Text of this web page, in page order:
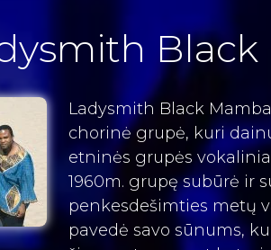
Black
Ladysmith Black
chorinė grupė, kuri
etninės grupės
1960m. grupę subūrė ir
penkesdešimties metų
pavedė savo sūnums,